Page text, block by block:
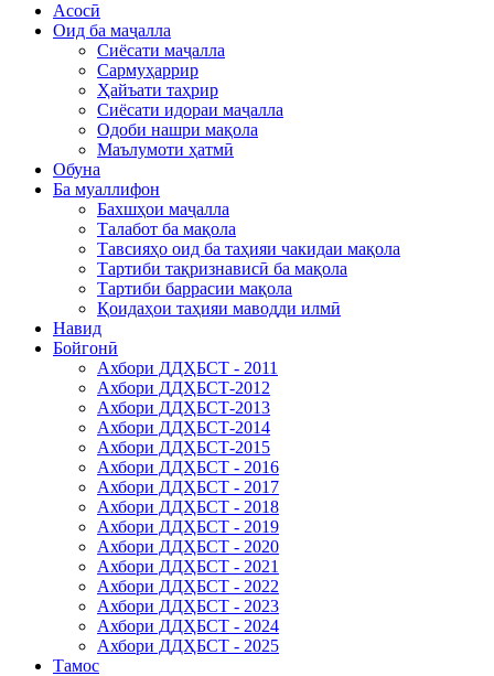
Асосӣ
Оид ба маҷалла
Сиёсати маҷалла
Сармуҳаррир
Ҳайъати таҳрир
Сиёсати идораи маҷалла
Одоби нашри мақола
Маълумоти ҳатмӣ
Обуна
Ба муаллифон
Бахшҳои маҷалла
Талабот ба мақола
Тавсияҳо оид ба таҳияи чакидаи мақола
Тартиби тақризнависӣ ба мақола
Тартиби баррасии мақола
Қоидаҳои таҳияи маводди илмӣ
Навид
Бойгонӣ
Ахбори ДДҲБСТ - 2011
Ахбори ДДҲБСТ-2012
Ахбори ДДҲБСТ-2013
Ахбори ДДҲБСТ-2014
Ахбори ДДҲБСТ-2015
Ахбори ДДҲБСТ - 2016
Ахбори ДДҲБСТ - 2017
Ахбори ДДҲБСТ - 2018
Ахбори ДДҲБСТ - 2019
Ахбори ДДҲБСТ - 2020
Ахбори ДДҲБСТ - 2021
Ахбори ДДҲБСТ - 2022
Ахбори ДДҲБСТ - 2023
Ахбори ДДҲБСТ - 2024
Ахбори ДДҲБСТ - 2025
Тамос